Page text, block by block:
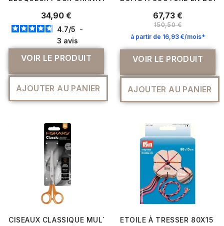
34,90 €
4.7/5 -
3 avis
VOIR LE PRODUIT
AJOUTER AU PANIER
67,73 €
150,50 €
à partir de 16,93 €/mois*
VOIR LE PRODUIT
AJOUTER AU PANIER
CISEAUX CLASSIQUE MULTI-USAGES FISKARS 17 CM LAME
ETOILE À TRESSER 80X15